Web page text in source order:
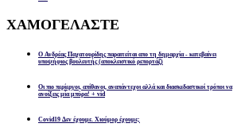
ΧΑΜΟΓΕΛΑΣΤΕ
Ο Ανδρέας Παχατουρίδης παραιτείται απο τη δημαρχία - κατεβαίνει
υποψήφιος βουλευτής (αποκλειστικό ρεπορτάζ)
Οι πιο περίεργοι, απίθανοι, αναπάντεχοι αλλά και διασκεδαστικοί τρόποι να
ανοίξεις μία μπύρα! + vid
Covid19 Δεν έχουμε. Χιούμορ έχουμε;